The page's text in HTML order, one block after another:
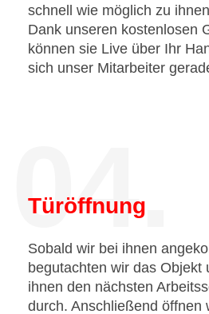
schnell wie möglich zu
Dank unseren kostenlosen
können sie Live über Ihr
sich unser Mitarbeiter
04.
Türöffnung
Sobald wir bei ihnen
begutachten wir das Objekt
ihnen den nächsten
durch. Anschließend öffnen